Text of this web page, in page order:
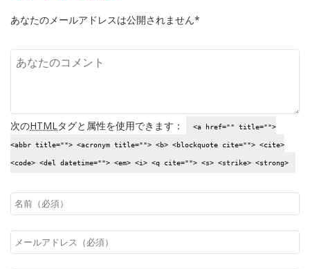
あなたのメールアドレスは公開されません*
次のHTML タグと属性を使用できます： <a href="" title="">
<abbr title=""> <acronym title=""> <b> <blockquote cite=""> <cite>
<code> <del datetime=""> <em> <i> <q cite=""> <s> <strike> <strong>